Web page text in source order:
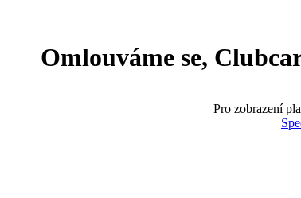
Omlouváme se,
Pro zobrazení